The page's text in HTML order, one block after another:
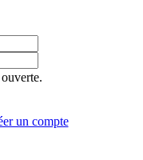
un compte